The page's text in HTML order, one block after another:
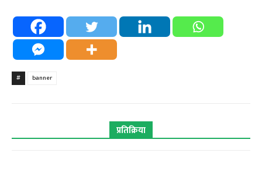
# banner
प्रतिक्रिया